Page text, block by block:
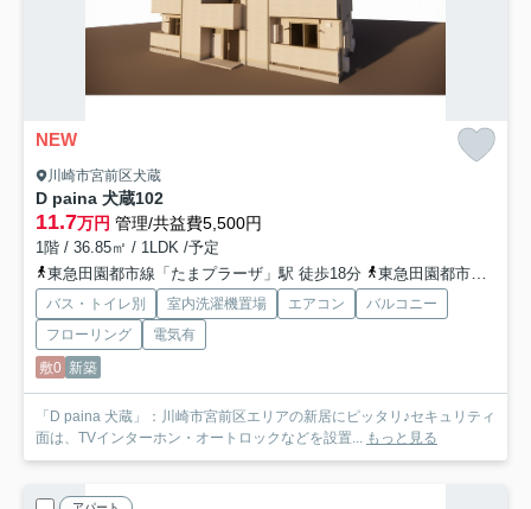
NEW
川崎市宮前区犬蔵
D paina 犬蔵102
11.7万円 管理/共益費5,500円
1階 / 36.85㎡ / 1LDK /予定
東急田園都市線「たまプラーザ」駅 徒歩18分
東急田園都市線「鷺沼」駅 徒歩25分
バス・トイレ別 室内洗濯機置場 エアコン
バルコニー
フローリング
電気有
敷0 新築
「D paina 犬蔵」：川崎市宮前区エリアの新居にピッタリ♪セキュリティ
面は、TVインターホン・オートロックなどを設置... もっと見る